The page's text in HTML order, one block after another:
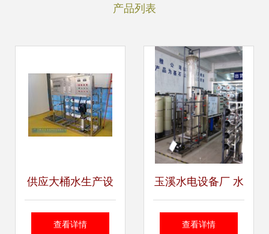
产品列表
供应大桶水生产设
备 环海水处理助力
查看详情
玉溪水电设备厂 水
处理设备研发的领
查看详情